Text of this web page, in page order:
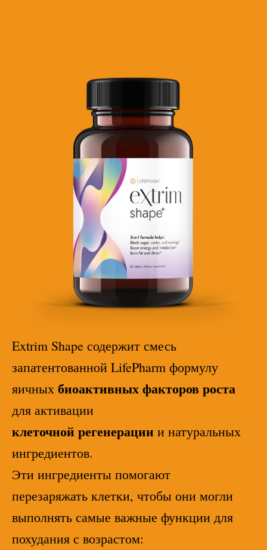
Extrim Shape содержит смесь
запатентованной LifePharm формулу
яичных биоактивных факторов роста
для активации
клеточной регенерации и натуральных
ингредиентов.
Эти ингредиенты помогают
перезаряжать клетки, чтобы они могли
выполнять самые важные функции для
похудания с возрастом: